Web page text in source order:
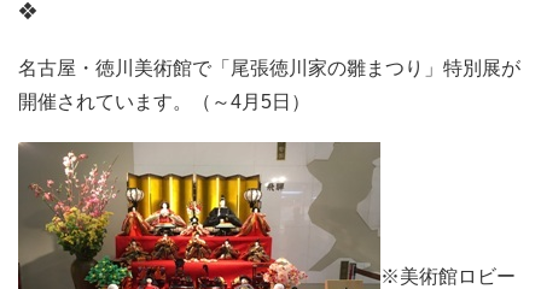
❖
名古屋・徳川美術館で「尾張徳川家の雛まつり」特別展が
開催されています。（～4月5日）
※美術館ロビー